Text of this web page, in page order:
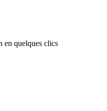
en quelques clics